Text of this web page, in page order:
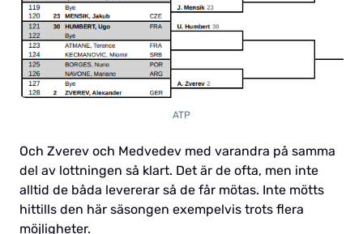
ATP
Och Zverev och Medvedev med varandra på samma
del av lottningen så klart. Det är de ofta, men inte
alltid de båda levererar så de får mötas. Inte mötts
hittills den här säsongen exempelvis trots flera
möjligheter.